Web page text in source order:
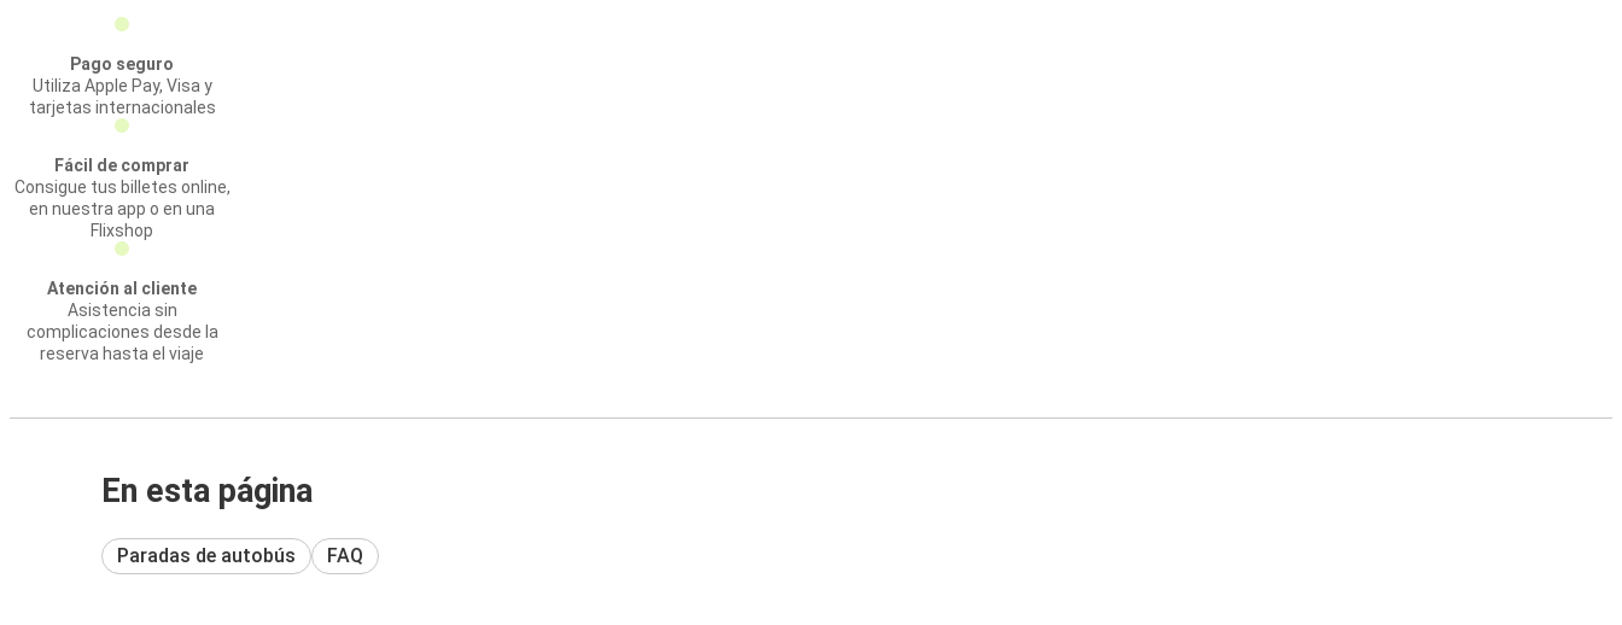
Pago seguro
Utiliza Apple Pay, Visa y
tarjetas internacionales
Fácil de comprar
Consigue tus billetes online,
en nuestra app o en una
Flixshop
Atención al cliente
Asistencia sin
complicaciones desde la
reserva hasta el viaje
En esta página
Paradas de autobús FAQ